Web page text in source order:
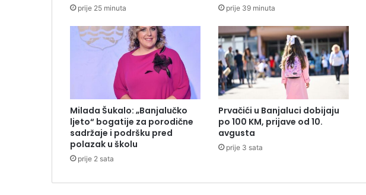
prije 25 minuta prije 39 minuta
Milada Šukalo: „Banjalučko
ljeto“ bogatije za porodične
sadržaje i podršku pred
polazak u školu
prije 2 sata
Prvačići u Banjaluci dobijaju
po 100 KM, prijave od 10.
avgusta
prije 3 sata